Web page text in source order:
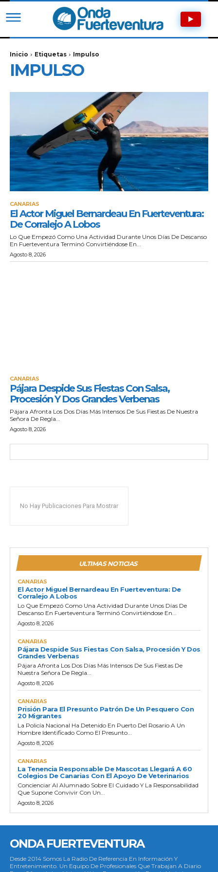
Inicio Etiquetas Impulso
IMPULSO
CANARIAS
El Actor Miguel Bernardeau En Fuerteventura:
De Corralejo A Lobos
Lo Que Empezó Como Una Actividad Durante Unos Días De Descanso
En Fuerteventura Terminó Convirtiéndose En...
Agosto 8, 2026
CANARIAS
Pájara Despide Sus Fiestas Con Salsa,
Procesión Y Dos Grandes Verbenas
Pájara Afronta Los Dos Días Más Intensos De Sus Fiestas De Nuestra
Señora De Regla...
Agosto 8, 2026
No Hay Publicaciones Para Mostrar
ULTIMAS NOTICIAS
CANARIAS
El Actor Miguel Bernardeau En Fuerteventura: De
Corralejo A Lobos
Lo Que Empezó Como Una Actividad Durante Unos Días De
Descanso En Fuerteventura Terminó Convirtiéndose En...
Agosto 8, 2026
CANARIAS
Pájara Despide Sus Fiestas Con Salsa, Procesión Y Dos
Grandes Verbenas
Pájara Afronta Los Dos Días Más Intensos De Sus Fiestas De
Nuestra Señora De Regla...
Agosto 8, 2026
CANARIAS
Prisión Para El Presunto Patrón De Un Pesquero Con
20 Migrantes
La Policía Nacional Ha Detenido En Puerto Del Rosario A Un
Hombre Identificado Como El Presunto...
Agosto 8, 2026
CANARIAS
La Tenencia Responsable De Mascotas Llegará A 60
Colegios De Canarias Con El Apoyo De Veterinarios
Concienciar Al Alumnado Sobre El Cuidado Y La Responsabilidad
Que Supone Convivir Con Un...
Agosto 8, 2026
ONDA FUERTEVENTURA
Desde 2014 Somos La Radio De Referencia En Información Y
Entretenimiento. Un Equipo De Profesionales Que Trabajan A Diario